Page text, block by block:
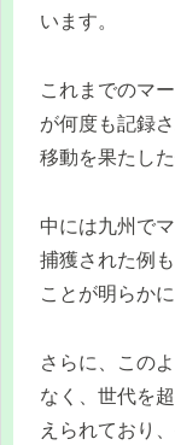
います。
これまでのマ
が何度も記録
移動を果たし
中には九州で
捕獲された例
ことが明らか
さらに、この
なく、世代を
えられており